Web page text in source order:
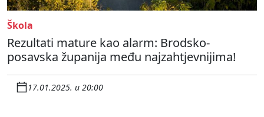
Škola
Rezultati mature kao alarm: Brodsko-
posavska županija među najzahtjevnijima!
17.01.2025. u 20:00